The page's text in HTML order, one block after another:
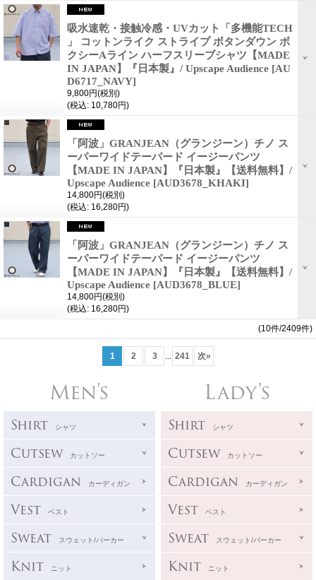
吸水速乾・接触冷感・UVカット「多機能TECH
」 コットンライク ストライプ ボタンダウン ボ
クシーAライン ハーフスリーブシャツ【MADE
IN JAPAN】『日本製』/ Upscape Audience [AU
D6717_NAVY]
9,800円(税別)
(税込: 10,780円)
「阿波」GRANJEAN（グランジーン）チノ ス
ーパーワイドテーパード イージーパンツ
【MADE IN JAPAN】『日本製』【送料無料】/
Upscape Audience [AUD3678_KHAKI]
14,800円(税別)
(税込: 16,280円)
「阿波」GRANJEAN（グランジーン）チノ ス
ーパーワイドテーパード イージーパンツ
【MADE IN JAPAN】『日本製』【送料無料】/
Upscape Audience [AUD3678_BLUE]
14,800円(税別)
(税込: 16,280円)
(10件/2409件)
1 2 3 ... 241 次»
Men's
Shirt シャツ
Cutsew カットソー
Cardigan カーディガン
Vest ベスト
Sweat スウェット/パーカー
Knit ニット
Lady's
Shirt シャツ
Cutsew カットソー
Cardigan カーディガン
Vest ベスト
Sweat スウェット/パーカー
Knit ニット